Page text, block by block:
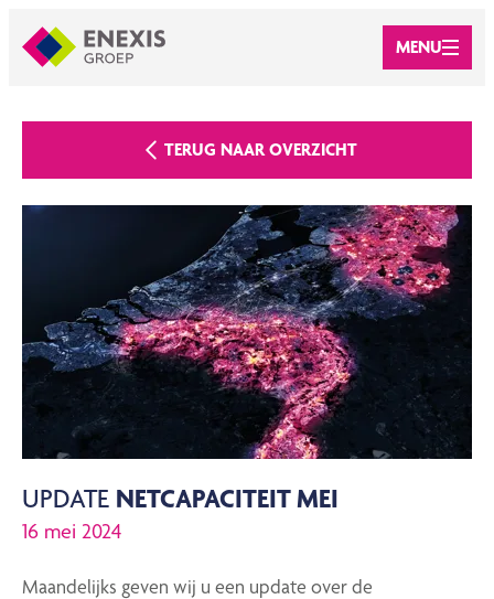
MENU
TERUG NAAR OVERZICHT
UPDATE NETCAPACITEIT MEI
16 mei 2024
Maandelijks geven wij u een update over de